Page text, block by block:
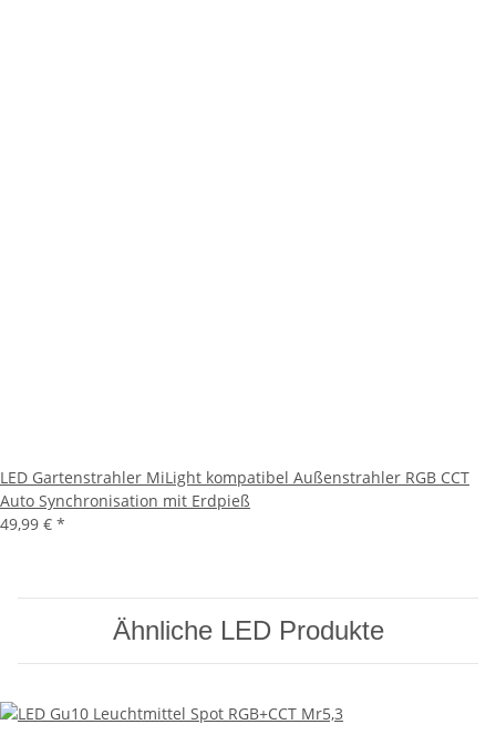
LED Gartenstrahler MiLight kompatibel Außenstrahler RGB CCT
Auto Synchronisation mit Erdpieß
49,99 € *
Ähnliche LED Produkte